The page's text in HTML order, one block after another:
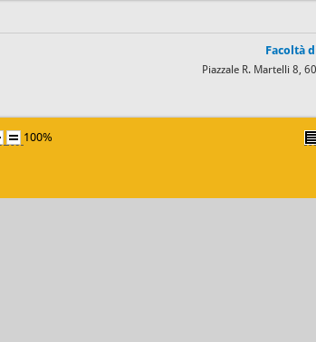
Facoltà
Piazzale R. Martelli 8,
100%